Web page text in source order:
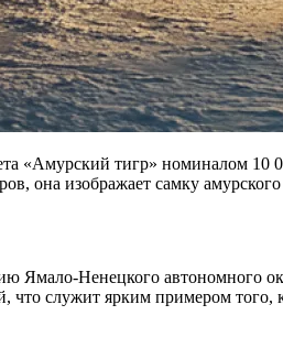
«Амурский тигр» номиналом
она изображает самку
Ямало-Ненецкого автономного
что служит ярким примером